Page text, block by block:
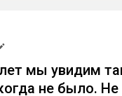
мы увидим
не было. Не